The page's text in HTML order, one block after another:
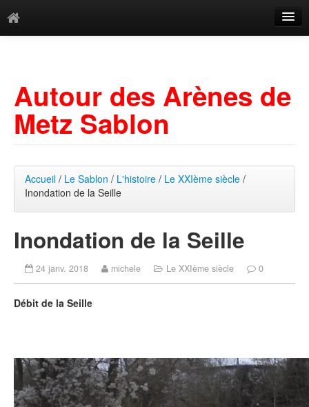
Mots-clés
Autour des Arènes de
Metz Sablon
Accueil / Le Sablon / L'histoire / Le XXIème siècle /
Inondation de la Seille
Inondation de la Seille
24 janv. 2018 michele Le XXIème siècle 0
Débit de la Seille